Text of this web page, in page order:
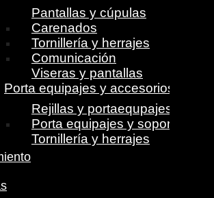
Pantallas y cúpulas
Carenados
Tornillería y herrajes
Comunicación
Viseras y pantallas
Porta equipajes y accesorios
Rejillas y portaequpajes
Porta equipajes y soportes
Tornillería y herrajes